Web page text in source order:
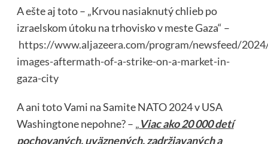
A ešte aj toto – „Krvou nasiaknutý chlieb po
izraelskom útoku na trhovisko v meste Gaza“ –
https://www.aljazeera.com/program/newsfeed/
images-aftermath-of-a-strike-on-a-market-in-
gaza-city
A ani toto Vami na Samite NATO 2024 v USA
Washingtone nepohne? – „Viac ako 20 000 detí
pochovaných, uväznených, zadržiavaných a